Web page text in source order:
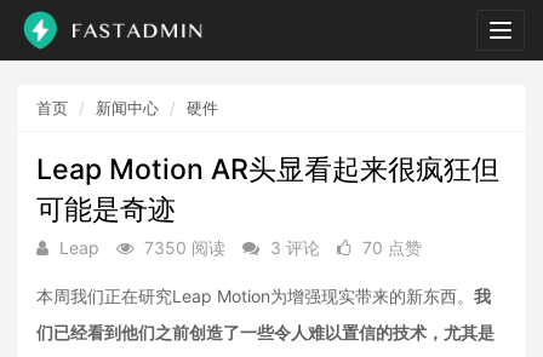
首页 新闻中心 硬件
Leap Motion AR头显看起来很疯狂但
可能是奇迹
Leap 7350 阅读 3 评论 70 点赞
本周我们正在研究Leap Motion为增强现实带来的新东西。 我
们已经看到他们之前创造了一些令人难以置信的技术，尤其是